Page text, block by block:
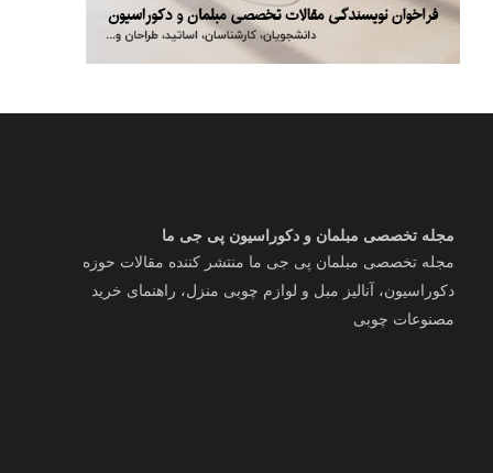
مجله تخصصی مبلمان و دکوراسیون پی جی ما
مجله تخصصی مبلمان پی جی ما منتشر کننده مقالات حوزه
دکوراسیون، آنالیز مبل و لوازم چوبی منزل، راهنمای خرید
مصنوعات چوبی